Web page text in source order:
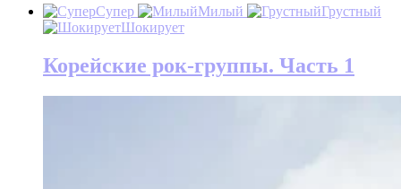
Супер
Милый
Грустный
Шокирует
Корейские рок-группы. Часть 1